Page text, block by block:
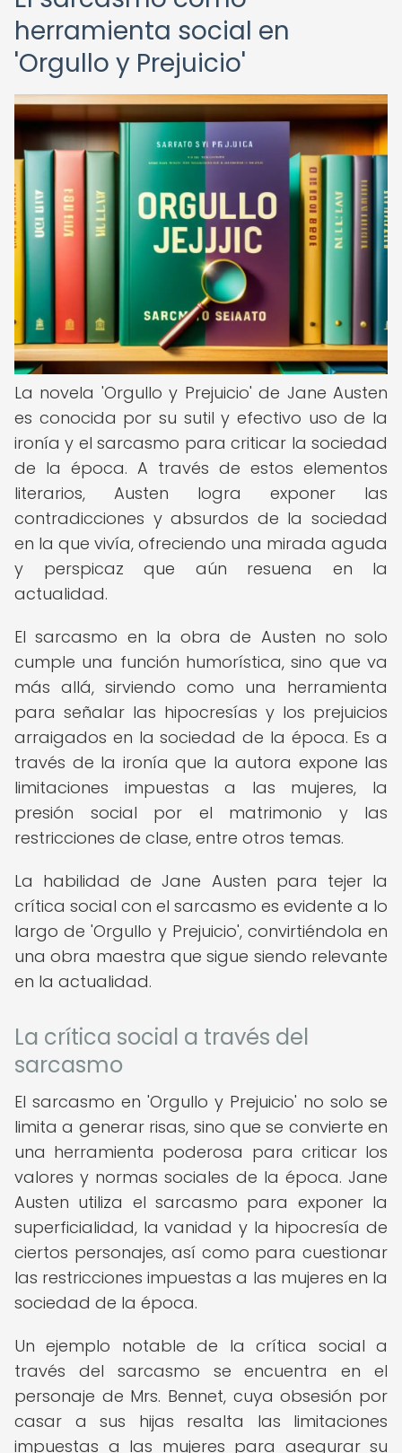
herramienta social en
'Orgullo y Prejuicio'
La novela 'Orgullo y Prejuicio' de Jane Austen
es conocida por su sutil y efectivo uso de la
ironía y el sarcasmo para criticar la sociedad
de la época. A través de estos elementos
literarios, Austen logra exponer las
contradicciones y absurdos de la sociedad
en la que vivía, ofreciendo una mirada aguda
y perspicaz que aún resuena en la
actualidad.
El sarcasmo en la obra de Austen no solo
cumple una función humorística, sino que va
más allá, sirviendo como una herramienta
para señalar las hipocresías y los prejuicios
arraigados en la sociedad de la época. Es a
través de la ironía que la autora expone las
limitaciones impuestas a las mujeres, la
presión social por el matrimonio y las
restricciones de clase, entre otros temas.
La habilidad de Jane Austen para tejer la
crítica social con el sarcasmo es evidente a lo
largo de 'Orgullo y Prejuicio', convirtiéndola en
una obra maestra que sigue siendo relevante
en la actualidad.
La crítica social a través del
sarcasmo
El sarcasmo en 'Orgullo y Prejuicio' no solo se
limita a generar risas, sino que se convierte en
una herramienta poderosa para criticar los
valores y normas sociales de la época. Jane
Austen utiliza el sarcasmo para exponer la
superficialidad, la vanidad y la hipocresía de
ciertos personajes, así como para cuestionar
las restricciones impuestas a las mujeres en la
sociedad de la época.
Un ejemplo notable de la crítica social a
través del sarcasmo se encuentra en el
personaje de Mrs. Bennet, cuya obsesión por
casar a sus hijas resalta las limitaciones
impuestas a las mujeres para asegurar su